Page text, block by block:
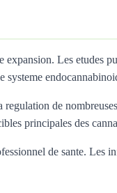
Les etudes
systeme
de
principales des
de sante. Les